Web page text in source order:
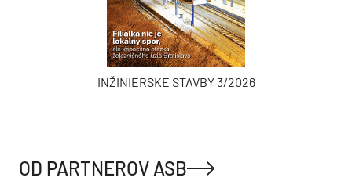
INŽINIERSKE STAVBY 3/2026
OD PARTNEROV ASB